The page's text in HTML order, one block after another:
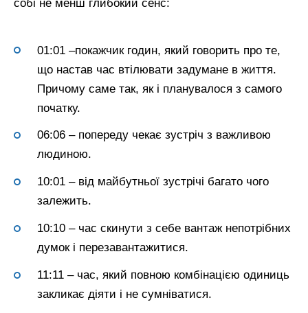
собі не менш глибокий сенс:
01:01 –покажчик годин, який говорить про те,
що настав час втілювати задумане в життя.
Причому саме так, як і планувалося з самого
початку.
06:06 – попереду чекає зустріч з важливою
людиною.
10:01 – від майбутньої зустрічі багато чого
залежить.
10:10 – час скинути з себе вантаж непотрібних
думок і перезавантажитися.
11:11 – час, який повною комбінацією одиниць
закликає діяти і не сумніватися.